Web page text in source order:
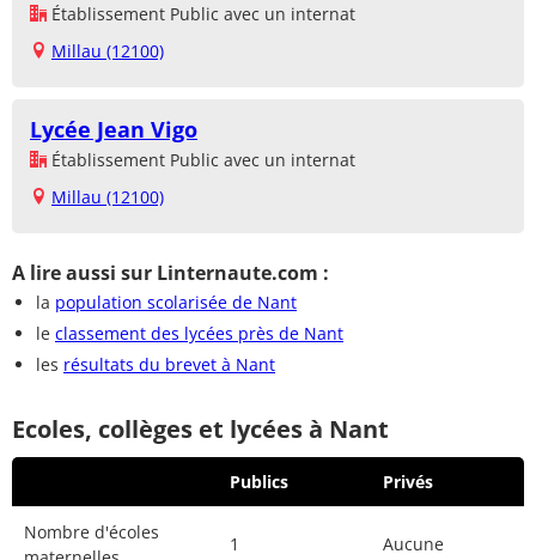
Établissement Public avec un internat
Millau (12100)
Lycée Jean Vigo
Établissement Public avec un internat
Millau (12100)
A lire aussi sur Linternaute.com :
la population scolarisée de Nant
le classement des lycées près de Nant
les résultats du brevet à Nant
Ecoles, collèges et lycées à Nant
Publics Privés
Nombre d'écoles
1 Aucune